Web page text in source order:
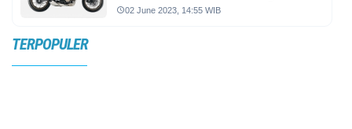
02 June 2023, 14:55 WIB
TERPOPULER